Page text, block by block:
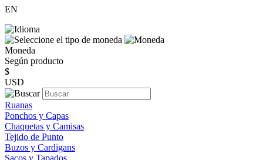
EN
Moneda
Según producto
$
USD
Ruanas
Ponchos y Capas
Chaquetas y Camisas
Tejido de Punto
Buzos y Cardigans
Sacos y Tapados